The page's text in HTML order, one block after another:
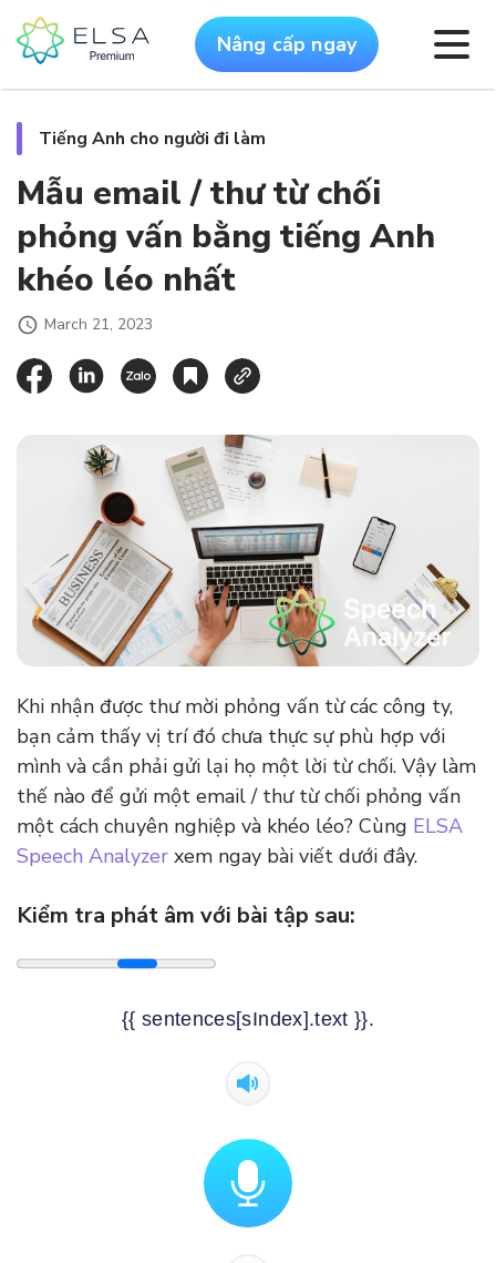
Nâng cấp ngay
Tiếng Anh cho người đi làm
Mẫu email / thư từ chối
phỏng vấn bằng tiếng Anh
khéo léo nhất
March 21, 2023
Khi nhận được thư mời phỏng vấn từ các công ty,
bạn cảm thấy vị trí đó chưa thực sự phù hợp với
mình và cần phải gửi lại họ một lời từ chối. Vậy làm
thế nào để gửi một email / thư từ chối phỏng vấn
một cách chuyên nghiệp và khéo léo? Cùng ELSA
Speech Analyzer xem ngay bài viết dưới đây.
Kiểm tra phát âm với bài tập sau:
{{ sentences[sIndex].text }}.